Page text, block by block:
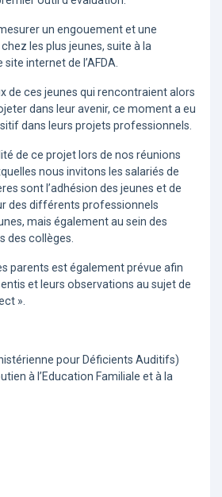
un engouement et une
les plus jeunes, suite à la
internet de l’AFDA.
de ces jeunes qui rencontraient alors
dans leur avenir, ce moment a eu
dans leurs projets professionnels.
de ce projet lors de nos réunions
nous invitons les salariés de
sont l’adhésion des jeunes et de
des différents professionnels
mais également au sein des
des collèges.
parents est également prévue afin
et leurs observations au sujet de
».
pour Déficients Auditifs)
à l’Education Familiale et à la